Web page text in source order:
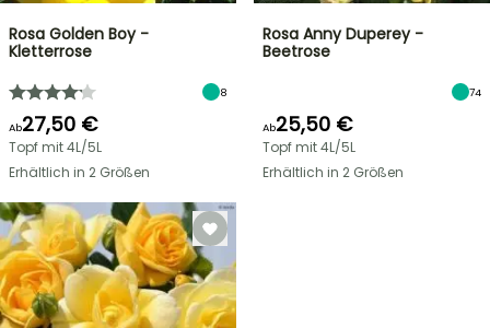
Rosa Golden Boy -
Kletterrose
8
Ab27,50 €
Topf mit 4L/5L
Erhältlich in 2 Größen
Rosa Anny Duperey -
Beetrose
74
Ab25,50 €
Topf mit 4L/5L
Erhältlich in 2 Größen